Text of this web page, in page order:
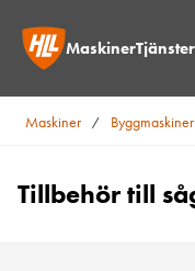
MaskinerTjänster
Maskiner / Byggmaskiner
Tillbehör till